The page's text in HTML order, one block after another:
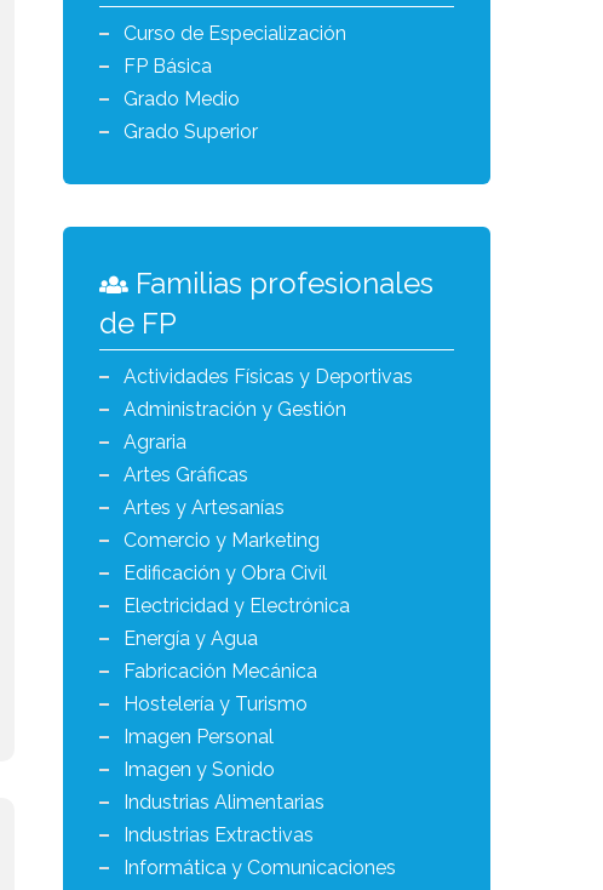
Curso de Especialización
FP Básica
Grado Medio
Grado Superior
Familias profesionales
de FP
Actividades Físicas y Deportivas
Administración y Gestión
Agraria
Artes Gráficas
Artes y Artesanías
Comercio y Marketing
Edificación y Obra Civil
Electricidad y Electrónica
Energía y Agua
Fabricación Mecánica
Hostelería y Turismo
Imagen Personal
Imagen y Sonido
Industrias Alimentarias
Industrias Extractivas
Informática y Comunicaciones